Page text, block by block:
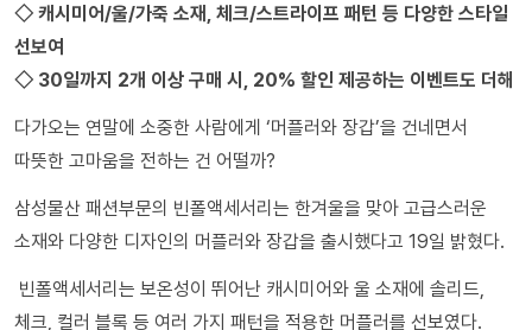
◇ 캐시미어/울/가죽 소재, 체크/스트라이프 패턴 등 다양한 스타일
선보여
◇ 30일까지 2개 이상 구매 시, 20% 할인 제공하는 이벤트도 더해
다가오는 연말에 소중한 사람에게 ‘머플러와 장갑’을 건네면서
따뜻한 고마움을 전하는 건 어떨까?
삼성물산 패션부문의 빈폴액세서리는 한겨울을 맞아 고급스러운
소재와 다양한 디자인의 머플러와 장갑을 출시했다고 19일 밝혔다.
빈폴액세서리는 보온성이 뛰어난 캐시미어와 울 소재에 솔리드,
체크, 컬러 블록 등 여러 가지 패턴을 적용한 머플러를 선보였다.